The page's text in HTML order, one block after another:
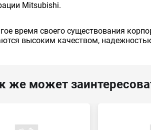
Mitsubishi.
время своего существования
высоким качеством,
же может